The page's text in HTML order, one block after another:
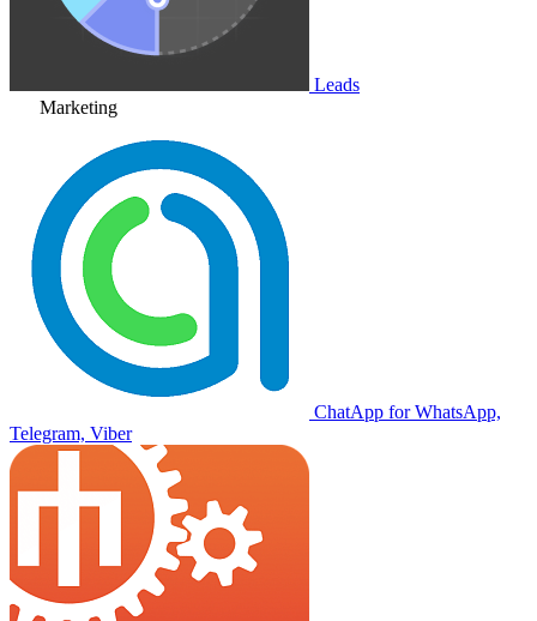
Leads
Marketing
ChatApp for WhatsApp,
Telegram, Viber